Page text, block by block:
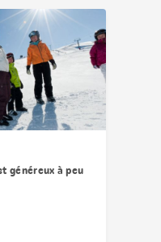
généreux à peu